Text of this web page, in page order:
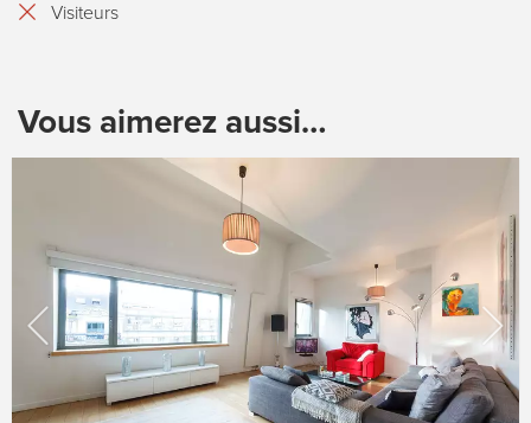
Visiteurs
Vous aimerez aussi…